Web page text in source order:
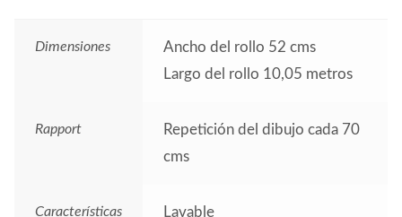
Dimensiones
Ancho del rollo 52 cms
Largo del rollo 10,05 metros
Rapport
Repetición del dibujo cada 70
cms
Características
Lavable